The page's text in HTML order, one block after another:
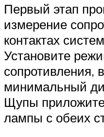
Первый этап
измерение
контактах
Установите
сопротивления,
минимальный
Щупы приложите
лампы с обеих